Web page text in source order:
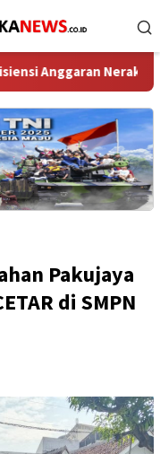
Neraka: Setan Resmi
Pakujaya
di SMPN